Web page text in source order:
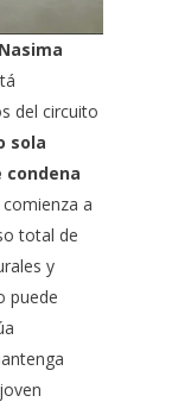
Nasima
del circuito
sola
a
total de
y
puede